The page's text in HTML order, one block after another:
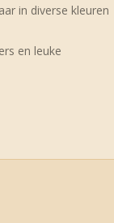
in diverse kleuren
en leuke